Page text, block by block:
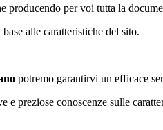
producendo per voi tutta la
alle caratteristiche del sito.
potremo garantirvi un efficace
e preziose conoscenze sulle